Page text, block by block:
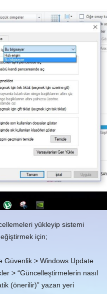
yükleyip sistemi
için;
Güvenlik > Windows Update
> “Güncelleştirmelerin nasıl
(önerilir)” yazan yeri